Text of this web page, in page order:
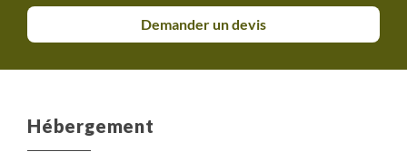
Demander un devis
Hébergement